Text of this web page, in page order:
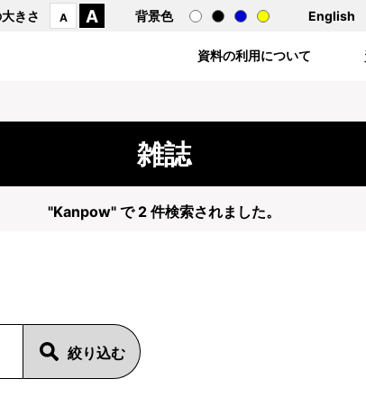
きさ A A 背景色 English
資料の利用について
雑誌
"Kanpow" で 2 件検索されました。